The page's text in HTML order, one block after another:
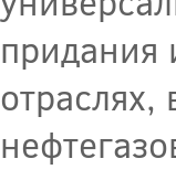
придания